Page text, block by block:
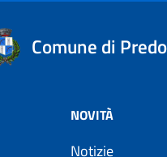
Comune di
NOVITÀ
Notizie